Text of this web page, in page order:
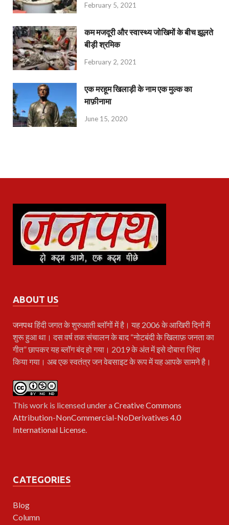
February 5, 2021
कम मजदूरी और स्वास्थ्य जोखिमों के बीच झूलते
बीड़ी श्रमिक
February 2, 2021
एक मरहूम खिलाड़ी के नाम एक मुल्क का
माफ़ीनामा
June 15, 2020
ABOUT US
जनपथहिंदी जगत के शुरुआती ब्लॉगों में है। यह 2006 के आखिरी दिनों में
शुरू हुआ था। दस वर्ष तक संचालन के बाद “नोटबंदी के खिलाफ़ जनता का
गीत” छापकर यह ब्लॉग बंद हो गया। 2019 के अंत में इसे दोबारा ज़िंदा
किया गया। अब एक स्वतंत्र जन वेबसाइट के रूप में यह आपके सामने है।
This work is licensed under aCreative Commons
Attribution-NonCommercial-NoDerivatives 4.0
International License.
CATEGORIES
Blog
Column